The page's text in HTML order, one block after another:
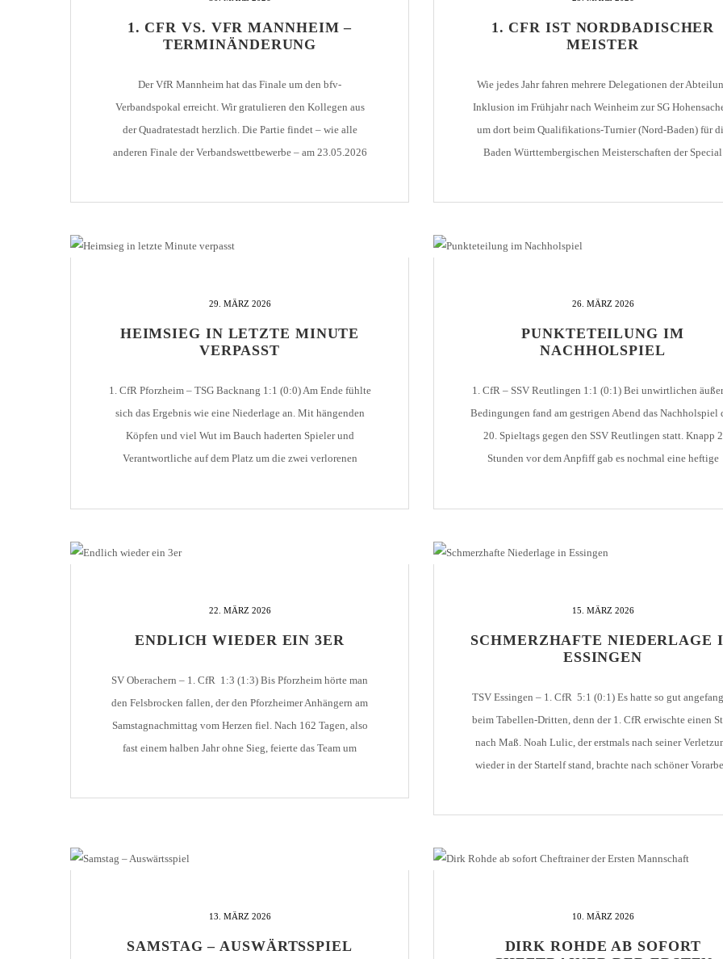
STATISTIK
LIGA – SPIELPLAN
LIGA – TORSCHÜTZEN
LIGA – WECHSELBÖRSE
U10 / E2 (2011)
U8 / F2
U7 / BAMBINI
SCHIEDSRICHTER
MITGLIEDSCHAFT
SAISON 2015/2016
SAISON 2016/2017
DOKUMENTE
1. CFR VS. VFR MANNHEIM –
TERMINÄNDERUNG
Der VfR Mannheim hat das Finale um den bfv-
Verbandspokal erreicht. Wir gratulieren den Kollegen aus
der Quadratestadt herzlich. Die Partie findet – wie alle
anderen Finale der Verbandswettbewerbe – am 23.05.2026
1. CFR IST NORDBADISCHER
MEISTER
Wie jedes Jahr fahren mehrere Delegationen der
Inklusion im Frühjahr nach Weinheim zur SG
um dort beim Qualifikations-Turnier (Nord-Baden) für
Baden Württembergischen Meisterschaften der Special
zwei CfR-Mannschaften an, […]
29. MÄRZ 2026
HEIMSIEG IN LETZTE MINUTE
VERPASST
1. CfR Pforzheim – TSG Backnang 1:1 (0:0) Am Ende fühlte
sich das Ergebnis wie eine Niederlage an. Mit hängenden
Köpfen und viel Wut im Bauch haderten Spieler und
Verantwortliche auf dem Platz um die zwei verlorenen
26. MÄRZ 2026
PUNKTETEILUNG IM
NACHHOLSPIEL
1. CfR – SSV Reutlingen 1:1 (0:1) Bei unwirtlichen
Bedingungen fand am gestrigen Abend das Nachholspiel
20. Spieltags gegen den SSV Reutlingen statt. Knapp 2
Stunden vor dem Anpfiff gab es nochmal eine heftige
22. MÄRZ 2026
ENDLICH WIEDER EIN 3ER
SV Oberachern – 1. CfR 1:3 (1:3) Bis Pforzheim hörte man
den Felsbrocken fallen, der den Pforzheimer Anhängern am
Samstagnachmittag vom Herzen fiel. Nach 162 Tagen, also
fast einem halben Jahr ohne Sieg, feierte das Team um
15. MÄRZ 2026
SCHMERZHAFTE NIEDERLAGE
ESSINGEN
TSV Essingen – 1. CfR 5:1 (0:1) Es hatte so gut
beim Tabellen-Dritten, denn der 1. CfR erwischte einen
nach Maß. Noah Lulic, der erstmals nach seiner
wieder in der Startelf stand, brachte nach schöner
13. MÄRZ 2026
SAMSTAG – AUSWÄRTSSPIEL
10. MÄRZ 2026
DIRK ROHDE AB SOFORT